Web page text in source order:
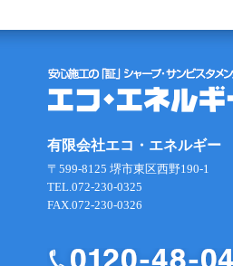
有限会社エコ・エネルギー
〒599-8125 堺市東区西野190-1
TEL.072-230-0325
FAX.072-230-0326